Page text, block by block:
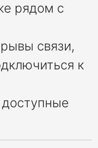
рядом с
связи,
к